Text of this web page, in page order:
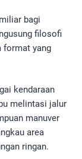
bagi
filosofi
format yang
kendaraan
melintasi jalur
manuver
area
ringan.